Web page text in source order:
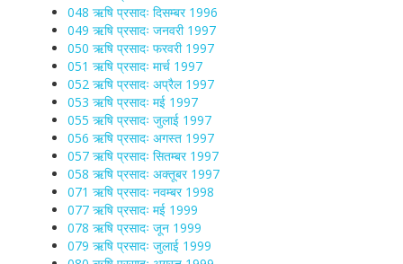
048 ऋषि प्रसादः दिसम्बर 1996
049 ऋषि प्रसादः जनवरी 1997
050 ऋषि प्रसादः फरवरी 1997
051 ऋषि प्रसादः मार्च 1997
052 ऋषि प्रसादः अप्रैल 1997
053 ऋषि प्रसादः मई 1997
055 ऋषि प्रसादः जुलाई 1997
056 ऋषि प्रसादः अगस्त 1997
057 ऋषि प्रसादः सितम्बर 1997
058 ऋषि प्रसादः अक्तूबर 1997
071 ऋषि प्रसादः नवम्बर 1998
077 ऋषि प्रसादः मई 1999
078 ऋषि प्रसादः जून 1999
079 ऋषि प्रसादः जुलाई 1999